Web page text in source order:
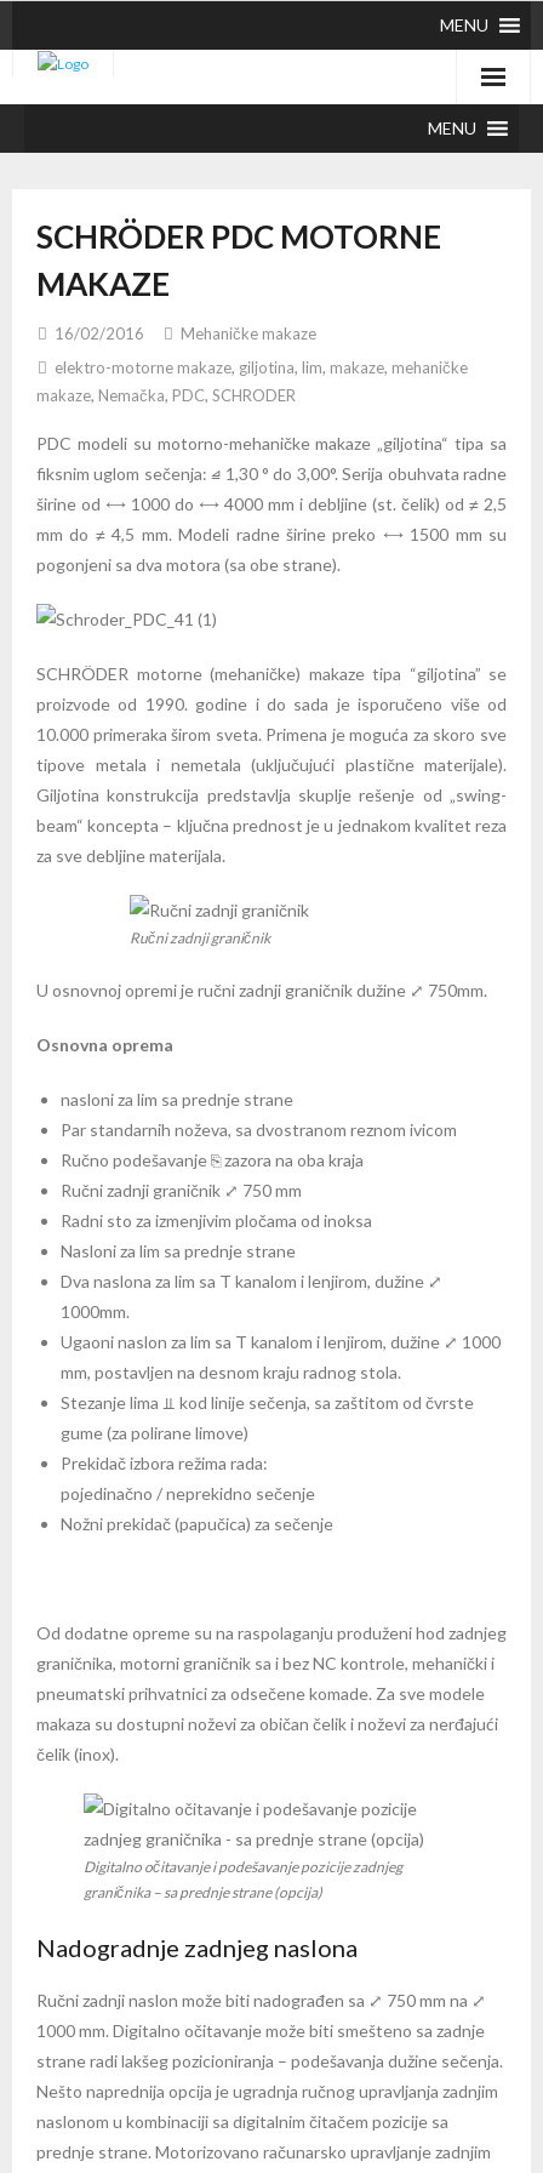
MENU
MENU
SCHRÖDER PDC MOTORNE
MAKAZE
16/02/2016
Mehaničke makaze
elektro-motorne makaze, giljotina, lim, makaze, mehaničke
makaze, Nemačka, PDC, SCHRODER
PDC modeli su motorno-mehaničke makaze „giljotina“ tipa sa
fiksnim uglom sečenja: ⧡ 1,30 ° do 3,00°. Serija obuhvata radne
širine od ⟷ 1000 do ⟷ 4000 mm i debljine (st. čelik) od ≠ 2,5
mm do ≠ 4,5 mm. Modeli radne širine preko ⟷ 1500 mm su
pogonjeni sa dva motora (sa obe strane).
SCHRÖDER motorne (mehaničke) makaze tipa “giljotina” se
proizvode od 1990. godine i do sada je isporučeno više od
10.000 primeraka širom sveta. Primena je moguća za skoro sve
tipove metala i nemetala (uključujući plastične materijale).
Giljotina konstrukcija predstavlja skuplje rešenje od „swing-
beam“ koncepta – ključna prednost je u jednakom kvalitet reza
za sve debljine materijala.
Ručni zadnji graničnik
U osnovnoj opremi je ručni zadnji graničnik dužine ⤢ 750mm.
Osnovna oprema
nasloni za lim sa prednje strane
Par standarnih noževa, sa dvostranom reznom ivicom
Ručno podešavanje ⎘ zazora na oba kraja
Ručni zadnji graničnik ⤢ 750 mm
Radni sto za izmenjivim pločama od inoksa
Nasloni za lim sa prednje strane
Dva naslona za lim sa T kanalom i lenjirom, dužine ⤢
1000mm.
Ugaoni naslon za lim sa T kanalom i lenjirom, dužine ⤢ 1000
mm, postavljen na desnom kraju radnog stola.
Stezanje lima ⫫ kod linije sečenja, sa zaštitom od čvrste
gume (za polirane limove)
Prekidač izbora režima rada:
pojedinačno / neprekidno sečenje
Nožni prekidač (papučica) za sečenje
Od dodatne opreme su na raspolaganju produženi hod zadnjeg
graničnika, motorni graničnik sa i bez NC kontrole, mehanički i
pneumatski prihvatnici za odsečene komade. Za sve modele
makaza su dostupni noževi za običan čelik i noževi za nerđajući
čelik (inox).
Digitalno očitavanje i podešavanje pozicije zadnjeg
graničnika – sa prednje strane (opcija)
Nadogradnje zadnjeg naslona
Ručni zadnji naslon može biti nadograđen sa ⤢ 750 mm na ⤢
1000 mm. Digitalno očitavanje može biti smešteno sa zadnje
strane radi lakšeg pozicioniranja – podešavanja dužine sečenja.
Nešto naprednija opcija je ugradnja ručnog upravljanja zadnjim
naslonom u kombinaciji sa digitalnim čitačem pozicije sa
prednje strane. Motorizovano računarsko upravljanje zadnjim